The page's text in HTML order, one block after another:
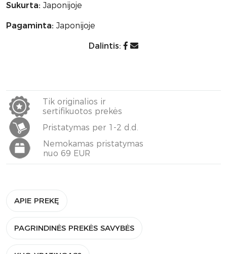
Sukurta: Japonijoje
Pagaminta: Japonijoje
Dalintis:
Tik originalios ir
sertifikuotos prekės
Pristatymas per 1-2 d.d.
Nemokamas pristatymas
nuo 69 EUR
APIE PREKĘ
PAGRINDINĖS PREKĖS SAVYBĖS